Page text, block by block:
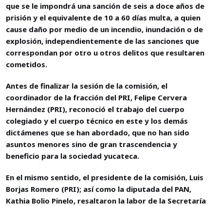
que se le impondrá una sanción de seis a doce años de
prisión y el equivalente de 10 a 60 días multa, a quien
cause daño por medio de un incendio, inundación o de
explosión, independientemente de las sanciones que
correspondan por otro u otros delitos que resultaren
cometidos.
Antes de finalizar la sesión de la comisión, el
coordinador de la fracción del PRI, Felipe Cervera
Hernández (PRI), reconoció el trabajo del cuerpo
colegiado y el cuerpo técnico en este y los demás
dictámenes que se han abordado, que no han sido
asuntos menores sino de gran trascendencia y
beneficio para la sociedad yucateca.
En el mismo sentido, el presidente de la comisión, Luis
Borjas Romero (PRI); así como la diputada del PAN,
Kathia Bolio Pinelo, resaltaron la labor de la Secretaría